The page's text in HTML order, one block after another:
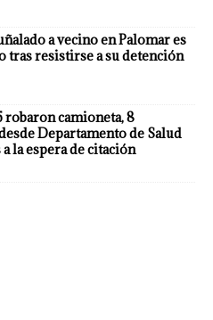
a vecino en Palomar es
tras resistirse a su detención
robaron camioneta, 8
Departamento de Salud
la espera de citación